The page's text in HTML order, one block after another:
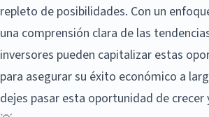
repleto de posibilidades. Con un
una comprensión clara de las
inversores pueden capitalizar estas
para asegurar su éxito económico a
dejes pasar esta oportunidad de